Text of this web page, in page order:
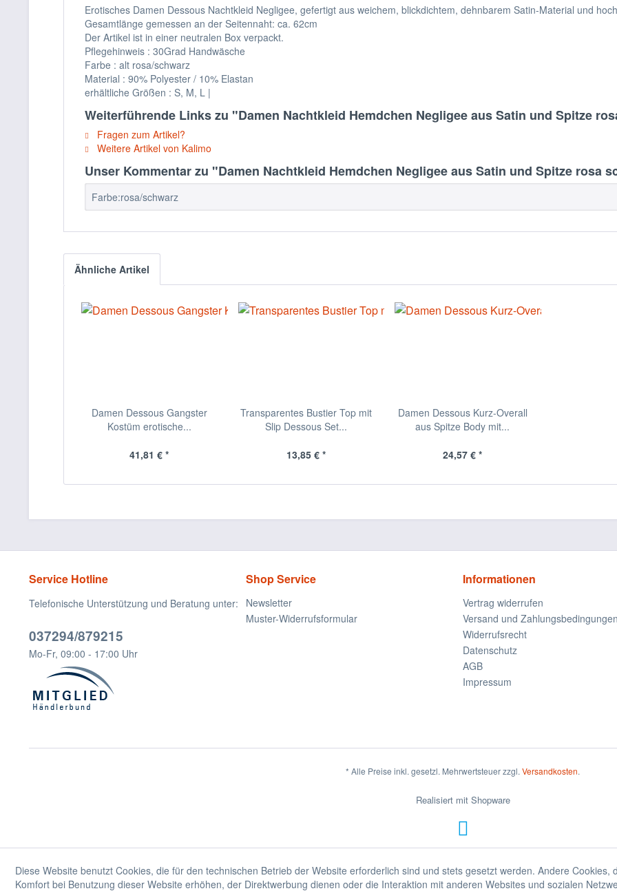
Erotisches Damen Dessous Nachtkleid Negligee, gefertigt aus weichem, blickdichtem, dehnbarem Satin-Material und
Gesamtlänge gemessen an der Seitennaht: ca. 62cm
Der Artikel ist in einer neutralen Box verpackt.
Pflegehinweis : 30Grad Handwäsche
Farbe : alt rosa/schwarz
Material : 90% Polyester / 10% Elastan
erhältliche Größen : S, M, L |
Weiterführende Links zu "Damen Nachtkleid Hemdchen Negligee aus Satin und Spitze
Fragen zum Artikel?
Weitere Artikel von Kalimo
Unser Kommentar zu "Damen Nachtkleid Hemdchen Negligee aus Satin und Spitze rosa
Farbe:rosa/schwarz
Ähnliche Artikel
Damen Dessous Gangster
Kostüm erotische...
41,81 € *
Transparentes Bustier Top mit
Slip Dessous Set...
13,85 € *
Damen Dessous Kurz-Overall
aus Spitze Body mit...
24,57 € *
Service Hotline
Telefonische Unterstützung und Beratung unter:
037294/879215
Mo-Fr, 09:00 - 17:00 Uhr
Shop Service
Newsletter
Muster-Widerrufsformular
Informationen
Vertrag widerrufen
Versand und Zahlungsbedingungen
Widerrufsrecht
Datenschutz
AGB
Impressum
* Alle Preise inkl. gesetzl. Mehrwertsteuer zzgl. Versandkosten.
Realisiert mit Shopware
Diese Website benutzt Cookies, die für den technischen Betrieb der Website erforderlich sind und stets gesetzt werden. Andere Cookies,
Komfort bei Benutzung dieser Website erhöhen, der Direktwerbung dienen oder die Interaktion mit anderen Websites und sozialen